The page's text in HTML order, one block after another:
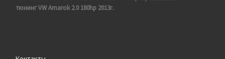
тюнинг VW Amarok 2.0 180hp 2013г.